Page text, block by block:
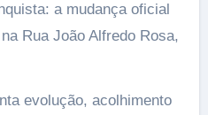
a mudança oficial
Rua João Alfredo Rosa,
evolução, acolhimento